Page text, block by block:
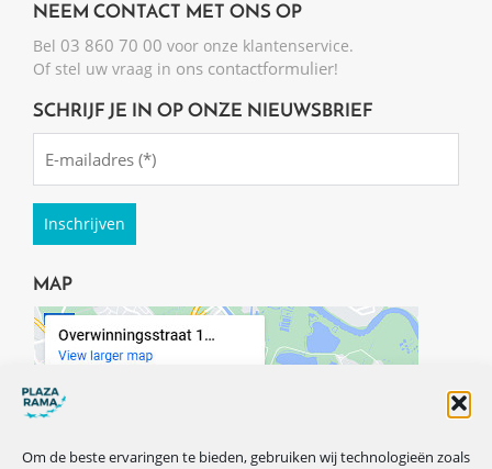
Om de beste ervaringen te bieden, gebruiken wij technologieën zoals
NEEM CONTACT MET ONS OP
Bel 03 860 70 00 voor onze klantenservice.
Of stel uw vraag in ons contactformulier!
SCHRIJF JE IN OP ONZE NIEUWSBRIEF
(Required)
MAP